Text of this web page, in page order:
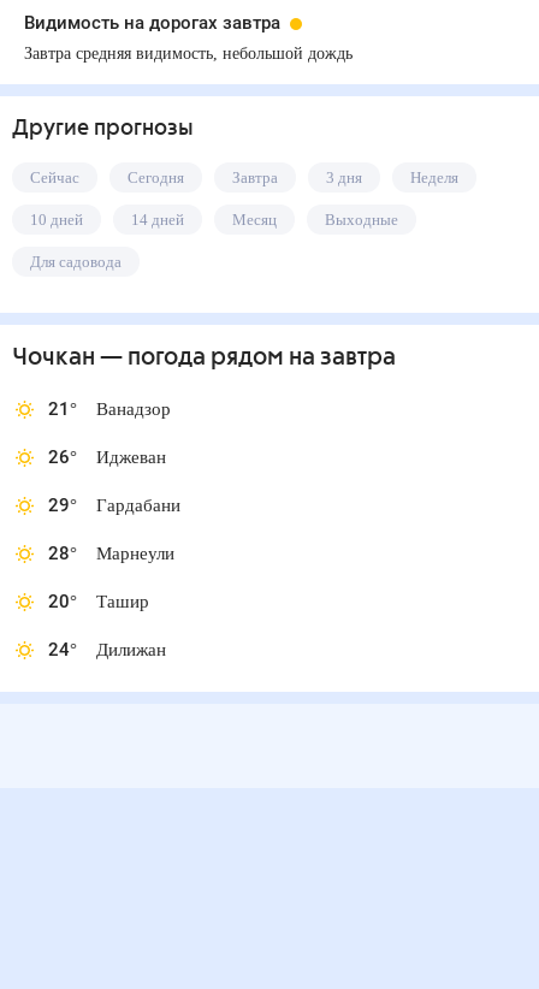
Видимость на дорогах завтра
Завтра средняя видимость, небольшой дождь
Другие прогнозы
Сейчас Сегодня Завтра 3 дня Неделя
10 дней 14 дней Месяц Выходные
Для садовода
Чочкан — погода рядом на завтра
21° Ванадзор
26° Иджеван
29° Гардабани
28° Марнеули
20° Ташир
24° Дилижан